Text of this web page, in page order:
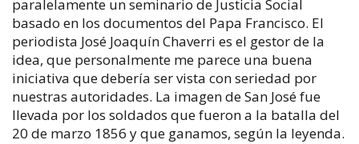
paralelamente un seminario de Justicia Social
basado en los documentos del Papa Francisco. El
periodista José Joaquín Chaverri es el gestor de la
idea, que personalmente me parece una buena
iniciativa que debería ser vista con seriedad por
nuestras autoridades. La imagen de San José fue
llevada por los soldados que fueron a la batalla del
20 de marzo 1856 y que ganamos, según la leyenda.